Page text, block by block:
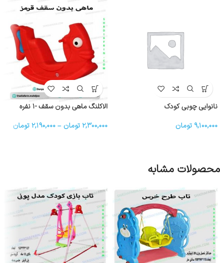
نانوایی چوبی کودک
۹,۱۰۰,۰۰۰ تومان
الاکلنگ ماهی بدون سقف -۱ نفره
۲,۳۰۰,۰۰۰ تومان –۲,۱۹۰,۰۰۰ تومان
محصولات مشابه